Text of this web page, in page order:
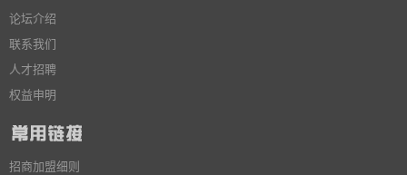
论坛介绍
联系我们
人才招聘
权益申明
招商加盟细则